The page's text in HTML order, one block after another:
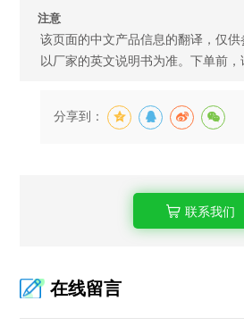
注意
该页面的中文产品信息的翻译，仅
以厂家的英文说明书为准。下单前，
分享到：
联系我们
在线留言